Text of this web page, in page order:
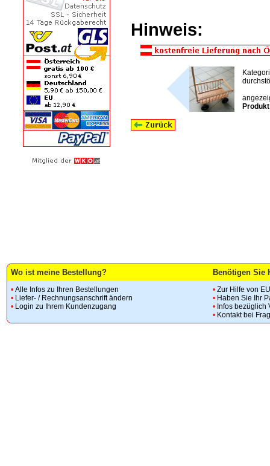
Hinweis:
Wo ist meine Bestellung? Benötigen Sie
• Alle Infos zu Ihren Bestellungen
• Liefer- / Rechnungsanschrift ändern
• Login zu Ihrem Kundenzugang
• Zur Hilfe von
• Haben Sie Ihr
• Infos bezüglich
• Kontakt bei